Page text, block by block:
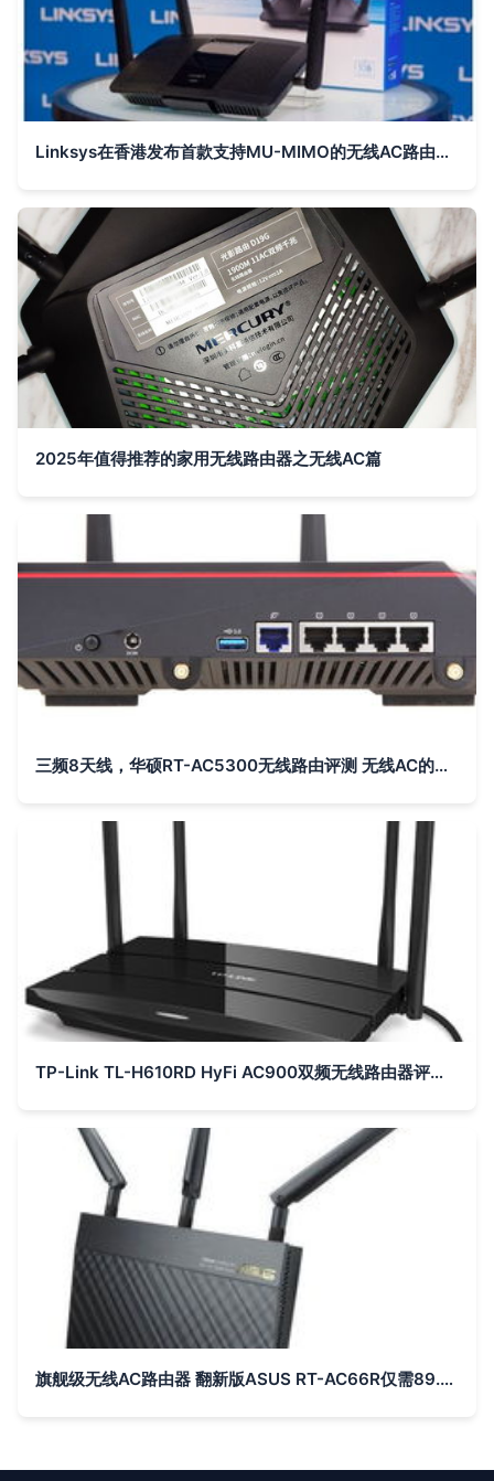
Linksys在香港发布首款支持MU-MIMO的无线AC路由器 WiFi体验再升级
2025年值得推荐的家用无线路由器之无线AC篇
三频8天线，华硕RT-AC5300无线路由评测 无线AC的巅峰之作
TP-Link TL-H610RD HyFi AC900双频无线路由器评测 无线AC标准下的实用之选
旗舰级无线AC路由器 翻新版ASUS RT-AC66R仅需89.99美元